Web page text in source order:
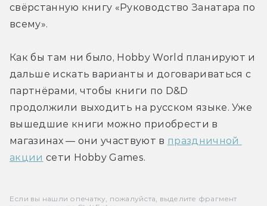
свёрстанную книгу «Руководство Занатара по
всему».
Как бы там ни было, Hobby World планируют и
дальше искать варианты и договариваться с
партнёрами, чтобы книги по D&D
продолжили выходить на русском языке. Уже
вышедшие книги можно приобрести в
магазинах — они участвуют в праздничной
акции сети Hobby Games.
Если вы нашли опечатку, пожалуйста, выделите фрагмент